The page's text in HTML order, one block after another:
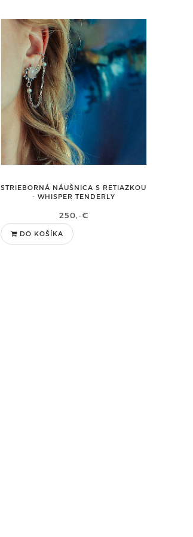
STRIEBORNÁ NÁUŠNICA S RETIAZKOU
- WHISPER TENDERLY
250,-€
DO KOŠÍKA